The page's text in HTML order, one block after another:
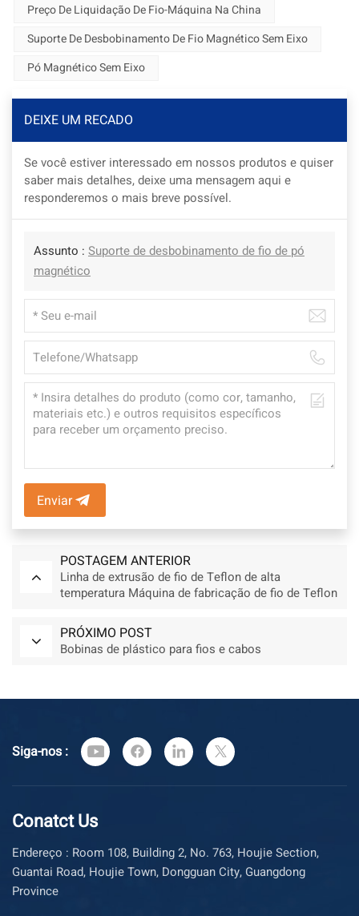
Preço De Liquidação De Fio-Máquina Na China
Suporte De Desbobinamento De Fio Magnético Sem Eixo
Pó Magnético Sem Eixo
DEIXE UM RECADO
Se você estiver interessado em nossos produtos e quiser
saber mais detalhes, deixe uma mensagem aqui e
responderemos o mais breve possível.
Assunto : Suporte de desbobinamento de fio de pó
magnético
Enviar
POSTAGEM ANTERIOR
Linha de extrusão de fio de Teflon de alta
temperatura Máquina de fabricação de fio de Teflon
PRÓXIMO POST
Bobinas de plástico para fios e cabos
Siga-nos :
Conatct Us
Endereço : Room 108, Building 2, No. 763, Houjie Section,
Guantai Road, Houjie Town, Dongguan City, Guangdong
Province